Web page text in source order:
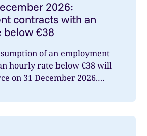
2026:
contracts with an
below €38
of an employment
hourly rate below €38 will
on 31 December 2026.